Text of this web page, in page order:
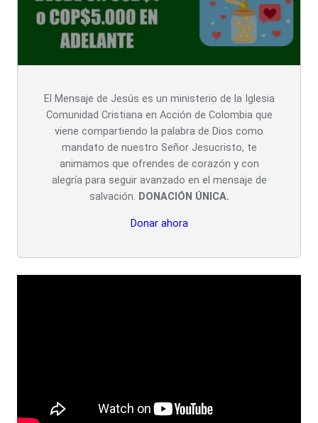
El Mensaje de Jesús es un ministerio de la Iglesia
Comunidad Cristiana en Acción de Colombia que
viene compartiendo la palabra de Dios como
mandato de nuestro Señor Jesucristo, te
animamos que ofrendes de corazón y con
alegría para seguir avanzado en el mensaje de
salvación. DONACIÓN ÚNICA.
Donar ahora